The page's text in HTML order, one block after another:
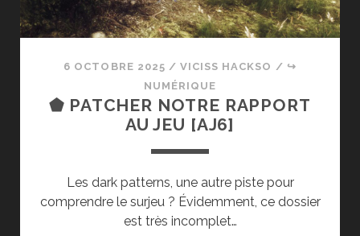
6 OCTOBRE 2025 / VICISS HACKSO / ↪
NUMÉRIQUE
⬟ PATCHER NOTRE RAPPORT
AU JEU [AJ6]
Les dark patterns, une autre piste pour
comprendre le surjeu ? Évidemment, ce dossier
est très incomplet…